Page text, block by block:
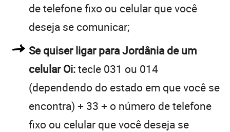
de telefone fixo ou celular que você
deseja se comunicar;
Se quiser ligar para Jordânia de um
celular Oi:tecle 031 ou 014
(dependendo do estado em que você se
encontra) + 33 + o número de telefone
fixo ou celular que você deseja se